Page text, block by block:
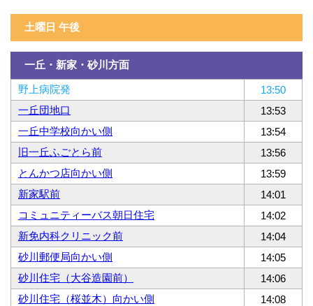
土曜日 午後
一丘・新家・砂川方面
野上病院発
13:50
一丘団地口
13:53
一丘中学校向かい側
13:54
旧一丘ふごとら前
13:56
とんかつ店向かい側
13:59
新家駅前
14:01
コミュニティーバス朝日住宅
14:02
新免内科クリニック前
14:04
砂川郵便局向かい側
14:05
砂川住宅（大谷造園前）
14:06
砂川住宅（桜並木）向かい側
14:08